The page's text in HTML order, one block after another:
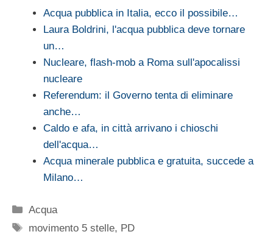
Acqua pubblica in Italia, ecco il possibile…
Laura Boldrini, l'acqua pubblica deve tornare
un…
Nucleare, flash-mob a Roma sull'apocalissi
nucleare
Referendum: il Governo tenta di eliminare
anche…
Caldo e afa, in città arrivano i chioschi
dell'acqua…
Acqua minerale pubblica e gratuita, succede a
Milano…
Categorie
Acqua
Tag
movimento 5 stelle, PD